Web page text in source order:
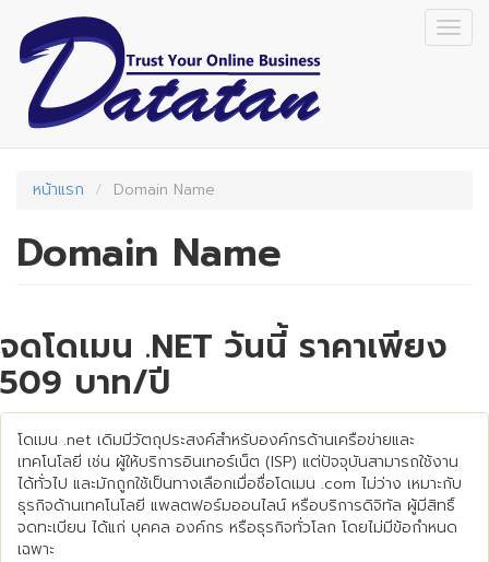
main
content
หน้าแรก Domain Name
Domain Name
จดโดเมน .NET วันนี้ ราคาเพียง
509 บาท/ปี
โดเมน .net เดิมมีวัตถุประสงค์สำหรับองค์กรด้านเครือข่ายและ
เทคโนโลยี เช่น ผู้ให้บริการอินเทอร์เน็ต (ISP) แต่ปัจจุบันสามารถใช้งาน
ได้ทั่วไป และมักถูกใช้เป็นทางเลือกเมื่อชื่อโดเมน .com ไม่ว่าง เหมาะกับ
ธุรกิจด้านเทคโนโลยี แพลตฟอร์มออนไลน์ หรือบริการดิจิทัล ผู้มีสิทธิ์
จดทะเบียน ได้แก่ บุคคล องค์กร หรือธุรกิจทั่วโลก โดยไม่มีข้อกำหนด
เฉพาะ